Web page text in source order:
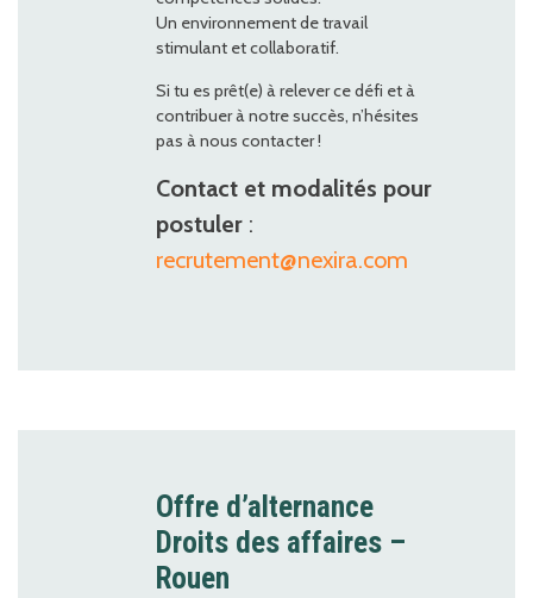
Un environnement de travail
stimulant et collaboratif.
Si tu es prêt(e) à relever ce défi et à
contribuer à notre succès, n’hésites
pas à nous contacter !
Contact et modalités pour
postuler :
recrutement@nexira.com
Offre d’alternance
Droits des affaires –
Rouen